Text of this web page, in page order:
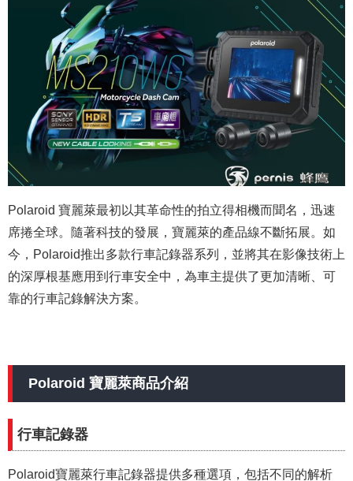
Polaroid 寶麗萊最初以其革命性的拍立得相機而聞名，迅速
席捲全球。隨著科技的發展，寶麗萊的產品線不斷拓展。如
今，Polaroid推出多款行車記錄器系列，並將其在影像技術上
的深厚根基應用到行車安全中，為車主提供了更加清晰、可
靠的行車記錄解決方案。
Polaroid 寶麗萊商品介紹
行車記錄器
Polaroid寶麗萊行車記錄器提供多種選項，包括不同的解析